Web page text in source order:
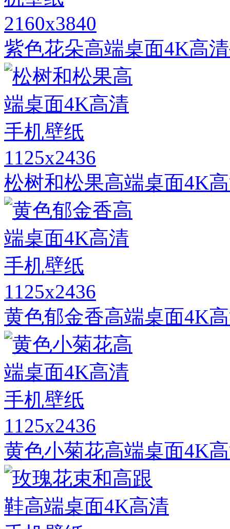
2160x3840
紫色花朵高端桌面4K高
1125x2436
松树和松果高端桌面4K
1125x2436
黄色郁金香高端桌面4K
1125x2436
黄色小菊花高端桌面4K